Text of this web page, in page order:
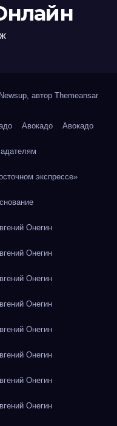
автор Themeansar
Авокадо Авокадо
экспрессе»
Онегин
Онегин
Онегин
Онегин
Онегин
Онегин
Онегин
Онегин